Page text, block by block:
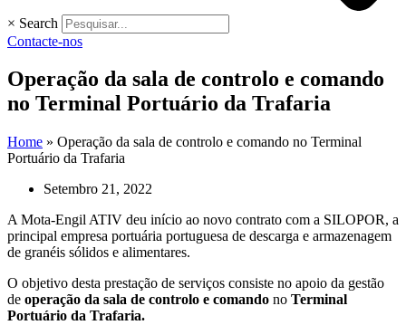
× Search
Contacte-nos
Operação da sala de controlo e comando
no Terminal Portuário da Trafaria
Home » Operação da sala de controlo e comando no Terminal
Portuário da Trafaria
Setembro 21, 2022
A Mota-Engil ATIV deu início ao novo contrato com a SILOPOR, a
principal empresa portuária portuguesa de descarga e armazenagem
de granéis sólidos e alimentares.
O objetivo desta prestação de serviços consiste no apoio da gestão
de operação da sala de controlo e comando no Terminal
Portuário da Trafaria.